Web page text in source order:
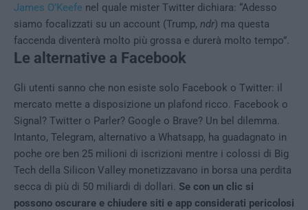
James O’Keefe nel quale mister Twitter dichiara: “Adesso
siamo focalizzati su un account (Trump, ndr) ma questa
faccenda diventerà molto più grossa e durerà molto tempo”.
Le alternative a Facebook
Gli utenti sanno che non esiste solo Facebook o Twitter: il
mercato mette a disposizione un plafond ricco. Facebook o
Signal? Twitter o Parler? Google o Brave? Un bel dilemma.
Intanto, Telegram, alternativo a Whatsapp, ha guadagnato in
poche ore ben 25 milioni di iscrizioni mentre i colossi di Big
Tech della Silicon Valley monetizzavano in borsa una perdita
secca di più di 50 miliardi di dollari. Se con un clic si
possono oscurare e chiudere siti e app considerati pericolosi